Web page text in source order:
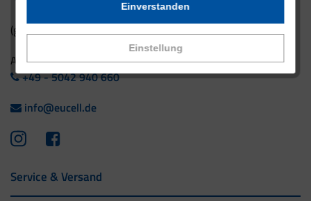
Einstellung
Einverstanden
(gebührenfrei aus Deutschland)
Ausland:
+49 - 5042 940 660
info@eucell.de
Service & Versand